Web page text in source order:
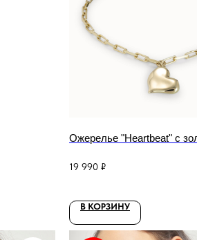
Ожерелье "Heartbeat" с
19 990 ₽
В КОРЗИНУ